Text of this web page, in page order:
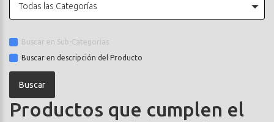
Todas las Categorías
Buscar en Sub-Categorías
Buscar en descripción del Producto
Productos que cumplen el